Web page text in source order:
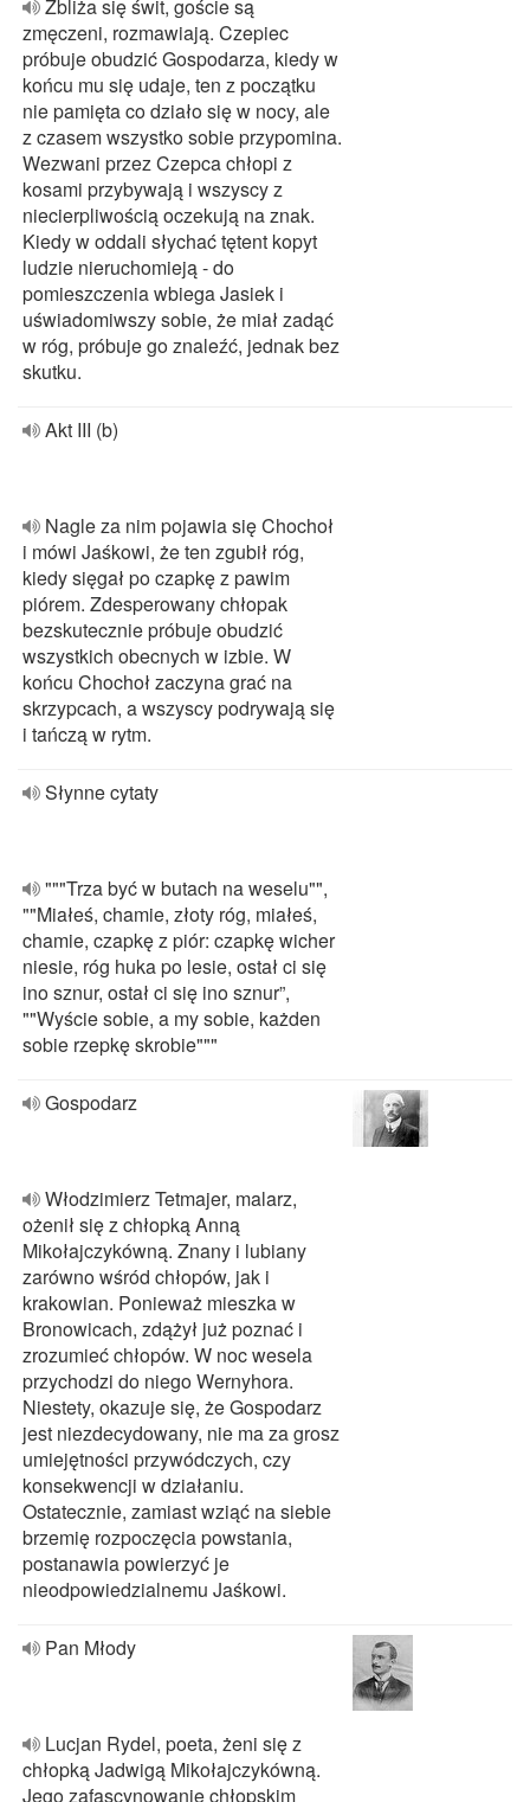
Zbliża się świt, goście są
zmęczeni, rozmawiają. Czepiec
próbuje obudzić Gospodarza, kiedy w
końcu mu się udaje, ten z początku
nie pamięta co działo się w nocy, ale
z czasem wszystko sobie przypomina.
Wezwani przez Czepca chłopi z
kosami przybywają i wszyscy z
niecierpliwością oczekują na znak.
Kiedy w oddali słychać tętent kopyt
ludzie nieruchomieją - do
pomieszczenia wbiega Jasiek i
uświadomiwszy sobie, że miał zadąć
w róg, próbuje go znaleźć, jednak bez
skutku.
Akt III (b)
Nagle za nim pojawia się Chochoł
i mówi Jaśkowi, że ten zgubił róg,
kiedy sięgał po czapkę z pawim
piórem. Zdesperowany chłopak
bezskutecznie próbuje obudzić
wszystkich obecnych w izbie. W
końcu Chochoł zaczyna grać na
skrzypcach, a wszyscy podrywają się
i tańczą w rytm.
Słynne cytaty
"""Trza być w butach na weselu"",
""Miałeś, chamie, złoty róg, miałeś,
chamie, czapkę z piór: czapkę wicher
niesie, róg huka po lesie, ostał ci się
ino sznur, ostał ci się ino sznur”,
""Wyście sobie, a my sobie, każden
sobie rzepkę skrobie"""
Gospodarz
Włodzimierz Tetmajer, malarz,
ożenił się z chłopką Anną
Mikołajczykówną. Znany i lubiany
zarówno wśród chłopów, jak i
krakowian. Ponieważ mieszka w
Bronowicach, zdążył już poznać i
zrozumieć chłopów. W noc wesela
przychodzi do niego Wernyhora.
Niestety, okazuje się, że Gospodarz
jest niezdecydowany, nie ma za grosz
umiejętności przywódczych, czy
konsekwencji w działaniu.
Ostatecznie, zamiast wziąć na siebie
brzemię rozpoczęcia powstania,
postanawia powierzyć je
nieodpowiedzialnemu Jaśkowi.
Pan Młody
Lucjan Rydel, poeta, żeni się z
chłopką Jadwigą Mikołajczykówną.
Jego zafascynowanie chłopskim